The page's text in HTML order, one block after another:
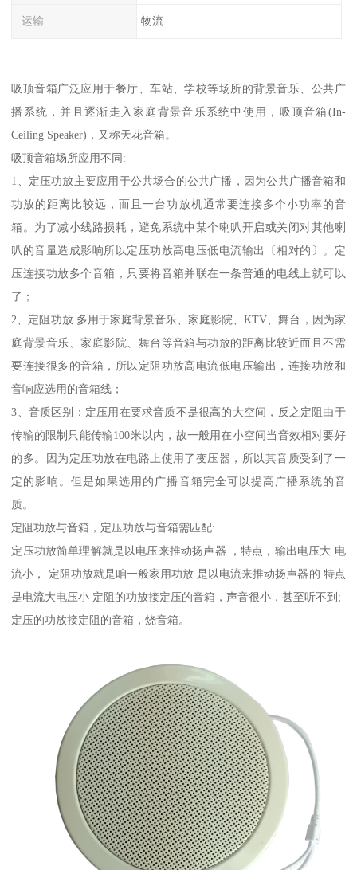
运输 物流
吸顶音箱广泛应用于餐厅、车站、学校等场所的背景音乐、公共广
播系统，并且逐渐走入家庭背景音乐系统中使用，吸顶音箱(In-
Ceiling Speaker)，又称天花音箱。
吸顶音箱场所应用不同:
1、定压功放主要应用于公共场合的公共广播，因为公共广播音箱和
功放的距离比较远，而且一台功放机通常要连接多个小功率的音
箱。为了减小线路损耗，避免系统中某个喇叭开启或关闭对其他喇
叭的音量造成影响所以定压功放高电压低电流输出〔相对的〕。定
压连接功放多个音箱，只要将音箱并联在一条普通的电线上就可以
了；
2、定阻功放.多用于家庭背景音乐、家庭影院、KTV、舞台，因为家
庭背景音乐、家庭影院、舞台等音箱与功放的距离比较近而且不需
要连接很多的音箱，所以定阻功放高电流低电压输出，连接功放和
音响应选用的音箱线；
3、音质区别：定压用在要求音质不是很高的大空间，反之定阻由于
传输的限制只能传输100米以内，故一般用在小空间当音效相对要好
的多。因为定压功放在电路上使用了变压器，所以其音质受到了一
定的影响。但是如果选用的广播音箱完全可以提高广播系统的音
质。
定阻功放与音箱，定压功放与音箱需匹配:
定压功放简单理解就是以电压来推动扬声器 ，特点，输出电压大 电
流小， 定阻功放就是咱一般家用功放 是以电流来推动扬声器的 特点
是电流大电压小 定阻的功放接定压的音箱，声音很小，甚至听不到;
定压的功放接定阻的音箱，烧音箱。